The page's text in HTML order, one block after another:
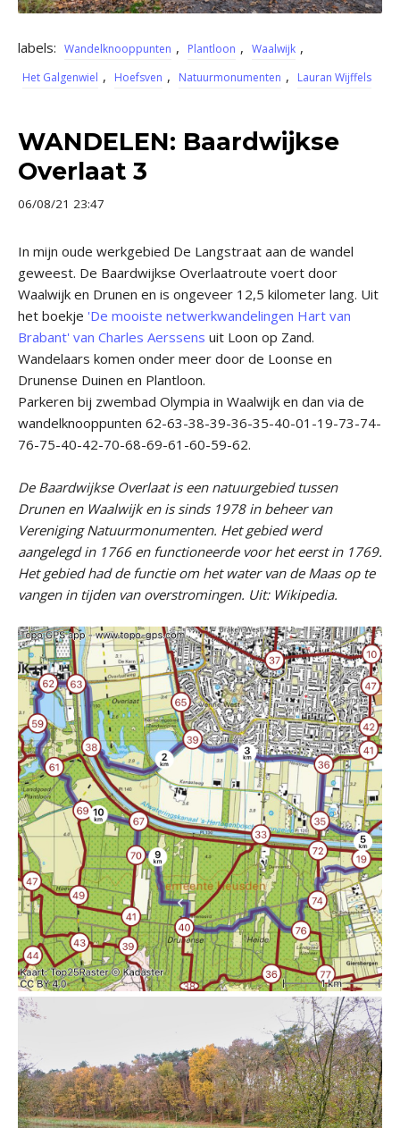
labels: Wandelknooppunten , Plantloon , Waalwijk ,
Het Galgenwiel , Hoefsven , Natuurmonumenten , Lauran Wijffels
WANDELEN: Baardwijkse
Overlaat 3
06/08/21 23:47
In mijn oude werkgebied De Langstraat aan de wandel
geweest. De Baardwijkse Overlaatroute voert door
Waalwijk en Drunen en is ongeveer 12,5 kilometer lang. Uit
het boekje 'De mooiste netwerkwandelingen Hart van
Brabant' van Charles Aerssens uit Loon op Zand.
Wandelaars komen onder meer door de Loonse en
Drunense Duinen en Plantloon.
Parkeren bij zwembad Olympia in Waalwijk en dan via de
wandelknooppunten 62-63-38-39-36-35-40-01-19-73-74-
76-75-40-42-70-68-69-61-60-59-62.
De Baardwijkse Overlaat is een natuurgebied tussen
Drunen en Waalwijk en is sinds 1978 in beheer van
Vereniging Natuurmonumenten. Het gebied werd
aangelegd in 1766 en functioneerde voor het eerst in 1769.
Het gebied had de functie om het water van de Maas op te
vangen in tijden van overstromingen. Uit: Wikipedia.